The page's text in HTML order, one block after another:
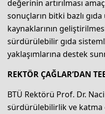
değerinin artırılması
sonuçların bitki bazlı
kaynaklarının
sürdürülebilir gıda
yaklaşımlarına destek
REKTÖR ÇAĞLAR’DAN
BTÜ Rektörü Prof. Dr.
sürdürülebilirlik ve katma